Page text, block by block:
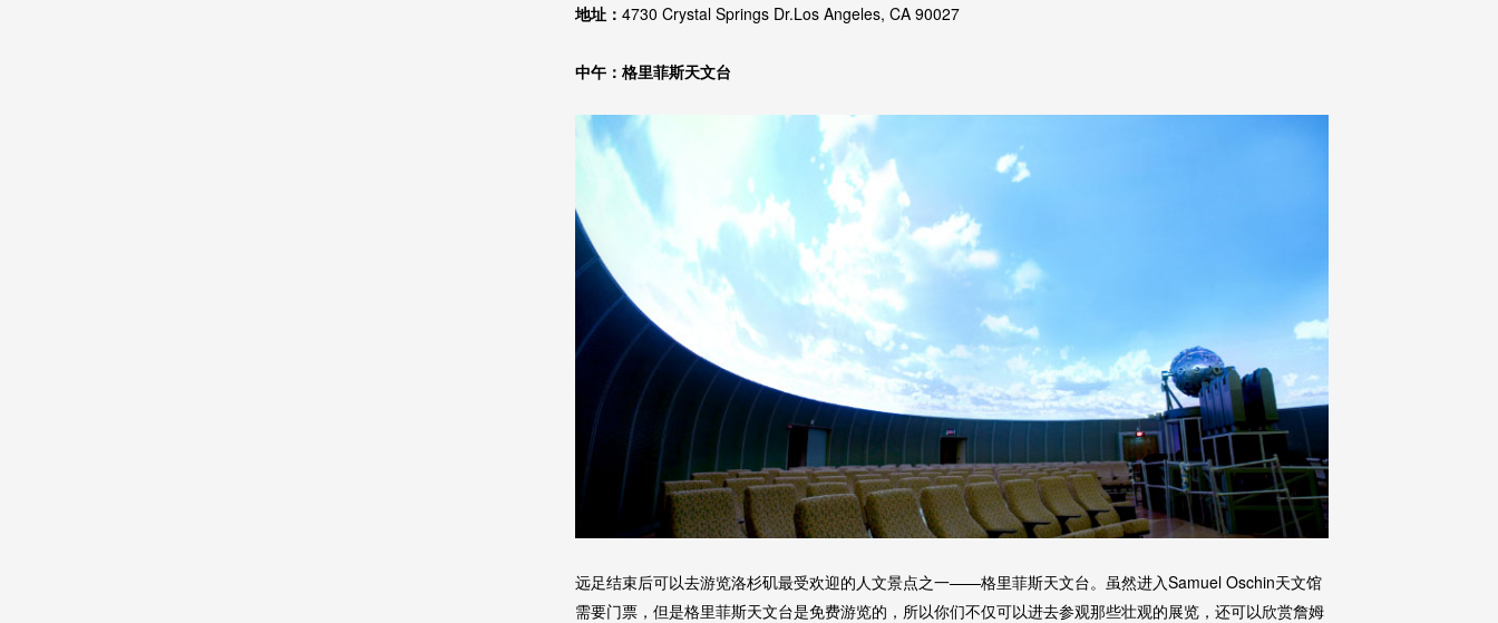
地址： 4730 Crystal Springs Dr.Los Angeles, CA 90027
中午：格里菲斯天文台
远足结束后可以去游览洛杉矶最受欢迎的人文景点之一——格里菲斯天文台。虽然进入Samuel Oschin天文馆
需要门票，但是格里菲斯天文台是免费游览的，所以你们不仅可以进去参观那些壮观的展览，还可以欣赏詹姆